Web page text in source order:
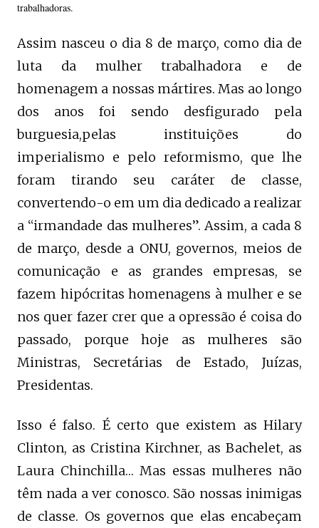
trabalhadoras.
Assim nasceu o dia 8 de março, como dia de
luta da mulher trabalhadora e de
homenagem a nossas mártires. Mas ao longo
dos anos foi sendo desfigurado pela
burguesia,pelas instituições do
imperialismo e pelo reformismo, que lhe
foram tirando seu caráter de classe,
convertendo-o em um dia dedicado a realizar
a “irmandade das mulheres”. Assim, a cada 8
de março, desde a ONU, governos, meios de
comunicação e as grandes empresas, se
fazem hipócritas homenagens à mulher e se
nos quer fazer crer que a opressão é coisa do
passado, porque hoje as mulheres são
Ministras, Secretárias de Estado, Juízas,
Presidentas.
Isso é falso. É certo que existem as Hilary
Clinton, as Cristina Kirchner, as Bachelet, as
Laura Chinchilla… Mas essas mulheres não
têm nada a ver conosco. São nossas inimigas
de classe. Os governos que elas encabeçam